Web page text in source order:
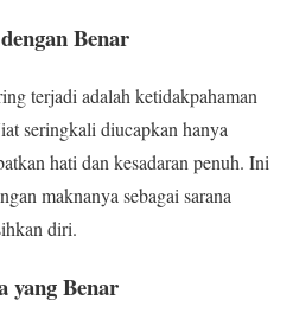
Benar
terjadi adalah ketidakpahaman
seringkali diucapkan hanya
hati dan kesadaran penuh. Ini
maknanya sebagai sarana
diri.
yang Benar